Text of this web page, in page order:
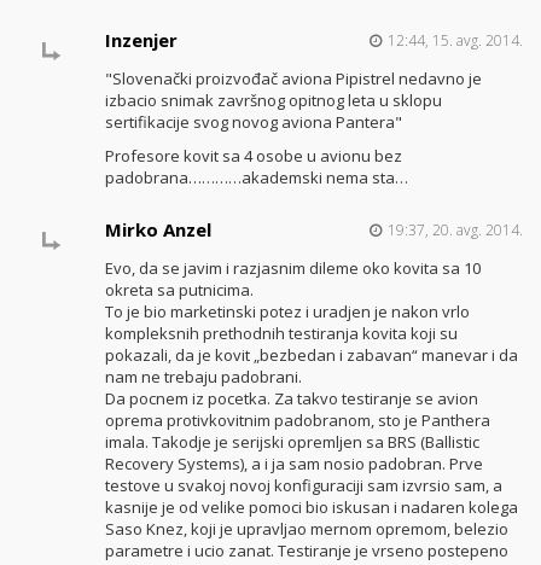
Inzenjer 12:44, 15. avg. 2014.
"Slovenački proizvođač aviona Pipistrel nedavno je
izbacio snimak završnog opitnog leta u sklopu
sertifikacije svog novog aviona Pantera"
Profesore kovit sa 4 osobe u avionu bez
padobrana…………akademski nema sta…
Mirko Anzel 19:37, 20. avg. 2014.
Evo, da se javim i razjasnim dileme oko kovita sa 10
okreta sa putnicima.
To je bio marketinski potez i uradjen je nakon vrlo
kompleksnih prethodnih testiranja kovita koji su
pokazali, da je kovit „bezbedan i zabavan“ manevar i da
nam ne trebaju padobrani.
Da pocnem iz pocetka. Za takvo testiranje se avion
oprema protivkovitnim padobranom, sto je Panthera
imala. Takodje je serijski opremljen sa BRS (Ballistic
Recovery Systems), a i ja sam nosio padobran. Prve
testove u svakoj novoj konfiguraciji sam izvrsio sam, a
kasnije je od velike pomoci bio iskusan i nadaren kolega
Saso Knez, koji je upravljao mernom opremom, belezio
parametre i ucio zanat. Testiranje je vrseno postepeno